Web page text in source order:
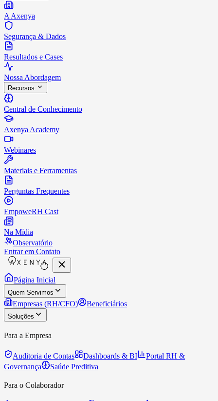
A Axenya
Segurança & Dados
Resultados e Cases
Nossa Abordagem
Recursos
Central de Conhecimento
Axenya Academy
Webinares
Materiais e Ferramentas
Perguntas Frequentes
EmpoweRH Cast
Na Mídia
Observatório
Entrar em Contato
Página Inicial
Quem Servimos
Empresas (RH/CFO) Beneficiários
Soluções
Para a Empresa
Auditoria de Contas Dashboards & BI
Portal RH &
Governança
Saúde Preditiva
Para o Colaborador